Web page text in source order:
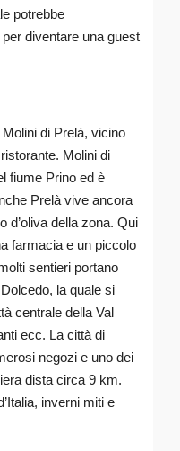
potrebbe
diventare una guest
di Prelà, vicino
Molini di
fiume Prino ed è
Prelà vive ancora
d’oliva della zona. Qui
farmacia e un piccolo
sentieri portano
la quale si
centrale della Val
ecc. La città di
negozi e uno dei
dista circa 9 km.
inverni miti e